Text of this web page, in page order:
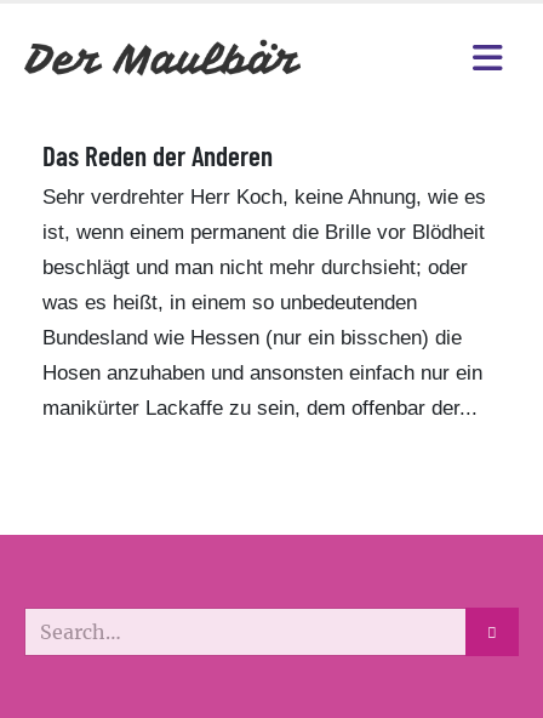
Das Reden der Anderen
Sehr verdrehter Herr Koch, keine Ahnung, wie es
ist, wenn einem permanent die Brille vor Blödheit
beschlägt und man nicht mehr durchsieht; oder
was es heißt, in einem so unbedeutenden
Bundesland wie Hessen (nur ein bisschen) die
Hosen anzuhaben und ansonsten einfach nur ein
manikürter Lackaffe zu sein, dem offenbar der...